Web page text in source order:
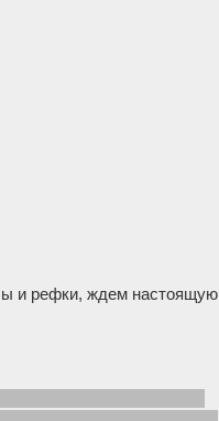
и рефки, ждем настоящую